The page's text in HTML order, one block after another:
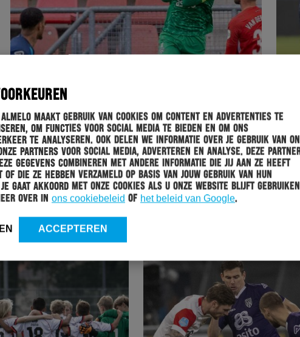
maakt gebruik van cookies om content en advertenties te
om functies voor social media te bieden en om ons
te analyseren. Ook delen we informatie over je gebruik van
partners voor social media, adverteren en analyse. Deze
gegevens combineren met andere informatie die jij aan ze heeft
die ze hebben verzameld op basis van jouw gebruik van hun
gaat akkoord met onze cookies als u onze website blijft
over in ons cookiebeleid of het beleid van Google.
ACCEPTEREN
WEDSTRIJD 28-11-2021
HERACLES ALMELO OP DE VALREEP ONDERUIT IN